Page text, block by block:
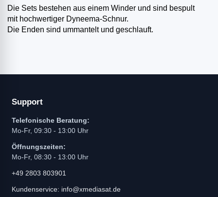
Die Sets bestehen aus einem Winder und sind bespult
mit hochwertiger Dyneema-Schnur.
Die Enden sind ummantelt und geschlauft.
Support
Telefonische Beratung:
Mo-Fr, 09:30 - 13:00 Uhr
Öffnungszeiten:
Mo-Fr, 08:30 - 13:00 Uhr
+49 2803 803901
Kundenservice: info@xmediasat.de